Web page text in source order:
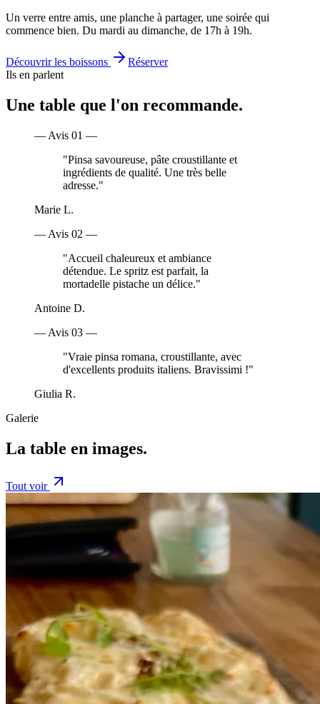
Un verre entre amis, une planche à partager, une soirée qui
commence bien. Du mardi au dimanche, de 17h à 19h.
Découvrir les boissons
Réserver
Ils en parlent
Une table que l'on recommande.
— Avis 01 —
"Pinsa savoureuse, pâte croustillante et
ingrédients de qualité. Une très belle
adresse."
Marie L.
— Avis 02 —
"Accueil chaleureux et ambiance
détendue. Le spritz est parfait, la
mortadelle pistache un délice."
Antoine D.
— Avis 03 —
"Vraie pinsa romana, croustillante, avec
d'excellents produits italiens. Bravissimi !"
Giulia R.
Galerie
La table en images.
Tout voir